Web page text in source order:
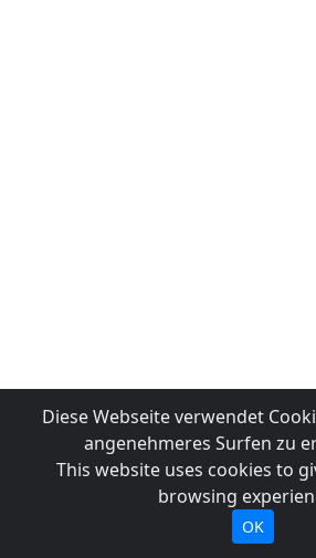
Diese Webseite verwendet
angenehmeres Surfen zu
This website uses cookies to
browsing
OK